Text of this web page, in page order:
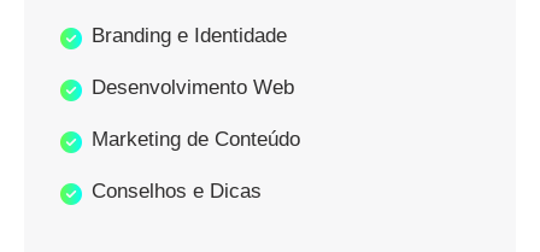
Branding e Identidade
Desenvolvimento Web
Marketing de Conteúdo
Conselhos e Dicas